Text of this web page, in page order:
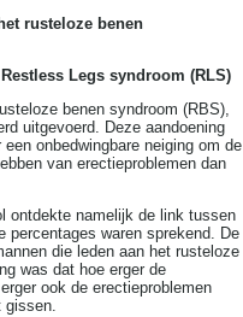
rusteloze benen
Legs syndroom (RLS)
benen syndroom (RBS),
uitgevoerd. Deze aandoening
onbedwingbare neiging om de
van erectieproblemen dan
ontdekte namelijk de link tussen
percentages waren sprekend. De
die leden aan het rusteloze
was dat hoe erger de
ook de erectieproblemen
gissen.